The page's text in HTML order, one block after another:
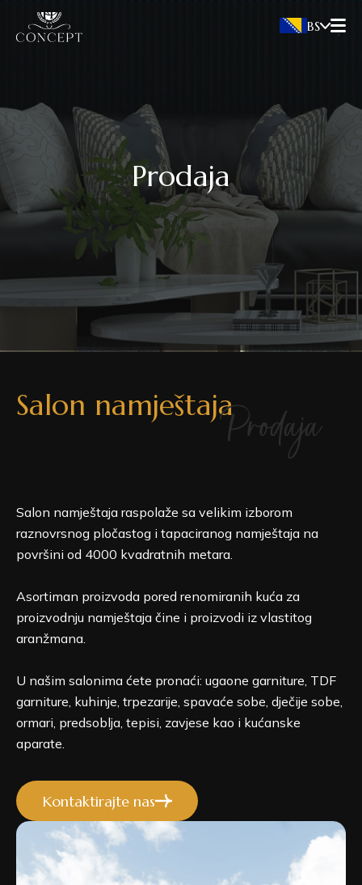
BS
Prodaja
Salon namještajaProdaja
Salon namještaja raspolaže sa velikim izborom
raznovrsnog pločastog i tapaciranog namještaja na
površini od 4000 kvadratnih metara.
Asortiman proizvoda pored renomiranih kuća za
proizvodnju namještaja čine i proizvodi iz vlastitog
aranžmana.
U našim salonima ćete pronaći: ugaone garniture, TDF
garniture, kuhinje, trpezarije, spavaće sobe, dječije sobe,
ormari, predsoblja, tepisi, zavjese kao i kućanske
aparate.
Kontaktirajte nas